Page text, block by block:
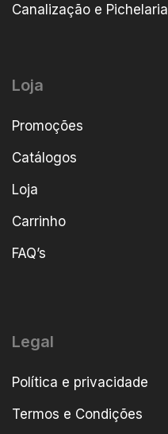
Canalização e Pichelaria
Loja
Promoções
Catálogos
Loja
Carrinho
FAQ’s
Legal
Política e privacidade
Termos e Condições